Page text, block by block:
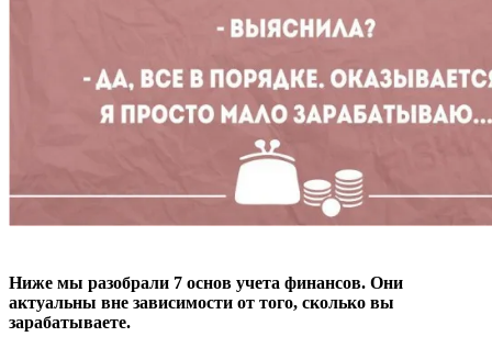
Ниже мы разобрали 7 основ учета финансов. Они
актуальны вне зависимости от того, сколько вы
зарабатываете.